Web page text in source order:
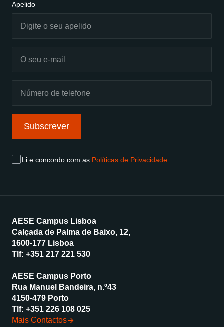
Apelido
Subscrever
Li e concordo com as Políticas de Privacidade
AESE Campus Lisboa
Calçada de Palma de Baixo, 12,
1600-177 Lisboa
Tlf: +351 217 221 530
AESE Campus Porto
Rua Manuel Bandeira, n.º43
4150-479 Porto
Tlf: +351 226 108 025
Mais Contactos